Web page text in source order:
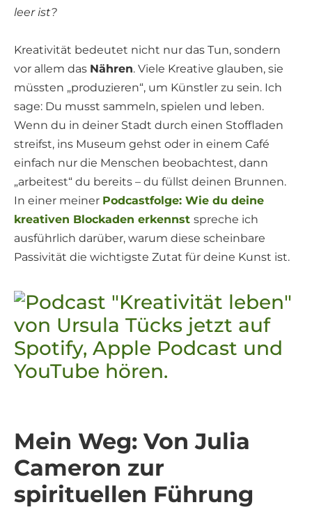
leer ist?
Kreativität bedeutet nicht nur das Tun, sondern
vor allem das Nähren. Viele Kreative glauben, sie
müssten „produzieren“, um Künstler zu sein. Ich
sage: Du musst sammeln, spielen und leben.
Wenn du in deiner Stadt durch einen Stoffladen
streifst, ins Museum gehst oder in einem Café
einfach nur die Menschen beobachtest, dann
„arbeitest“ du bereits – du füllst deinen Brunnen.
In einer meiner Podcastfolge: Wie du deine
kreativen Blockaden erkennst spreche ich
ausführlich darüber, warum diese scheinbare
Passivität die wichtigste Zutat für deine Kunst ist.
Mein Weg: Von Julia
Cameron zur
spirituellen Führung